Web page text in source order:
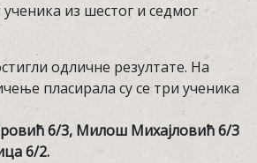
из шестог и седмог
одличне резултате. На
пласирала су се три ученика
6/3, Милош Михајловић 6/3
6/2.